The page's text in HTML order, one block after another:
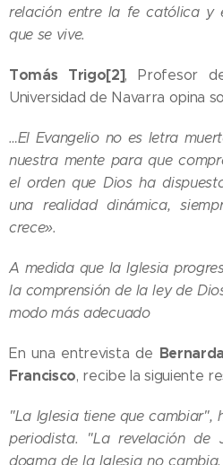
relación entre la fe católica y
que se vive.
Tomás Trigo[2], Profesor
Universidad de Navarra opina
…El Evangelio no es letra
nuestra mente para que
el orden que Dios ha
una realidad dinámica,
crece».
A medida que la Iglesia
la comprensión de la ley de
modo más adecuado
En una entrevista de
Francisco, recibe la siguiente
"La Iglesia tiene que cambiar",
periodista. "La revelación de
dogma de la Iglesia no